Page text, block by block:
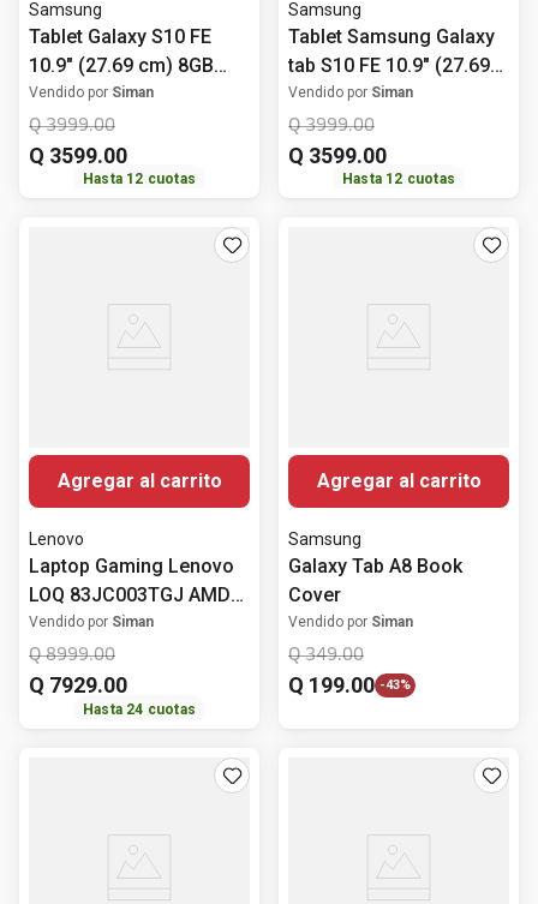
Samsung
Tablet Galaxy S10 FE
10.9" (27.69 cm) 8GB
RAM 128GB ROM Gris
Vendido por Siman
Q 3999.00
Q 3599.00
Hasta 12 cuotas
Samsung
Tablet Samsung Galaxy
tab S10 FE 10.9" (27.69
cm) Wi-Fi 8GB RAM
128GB ROM
Vendido por Siman
Q 3999.00
Q 3599.00
Hasta 12 cuotas
Agregar al carrito
Lenovo
Laptop Gaming Lenovo
LOQ 83JC003TGJ AMD
Ryzen 5 7235HS 16GB
RAM 512GB SSD
Almacenamiento
Windows 11 15.6" (39.62
Vendido por Siman
Q 8999.00
Q 7929.00
Hasta 24 cuotas
Agregar al carrito
Samsung
Galaxy Tab A8 Book
Cover
Vendido por Siman
Q 349.00
Q 199.00 -43%